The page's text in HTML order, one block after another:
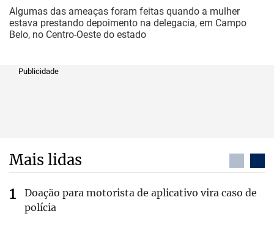
Algumas das ameaças foram feitas quando a mulher
estava prestando depoimento na delegacia, em Campo
Belo, no Centro-Oeste do estado
Publicidade
Mais lidas
Doação para motorista de aplicativo vira caso de
polícia